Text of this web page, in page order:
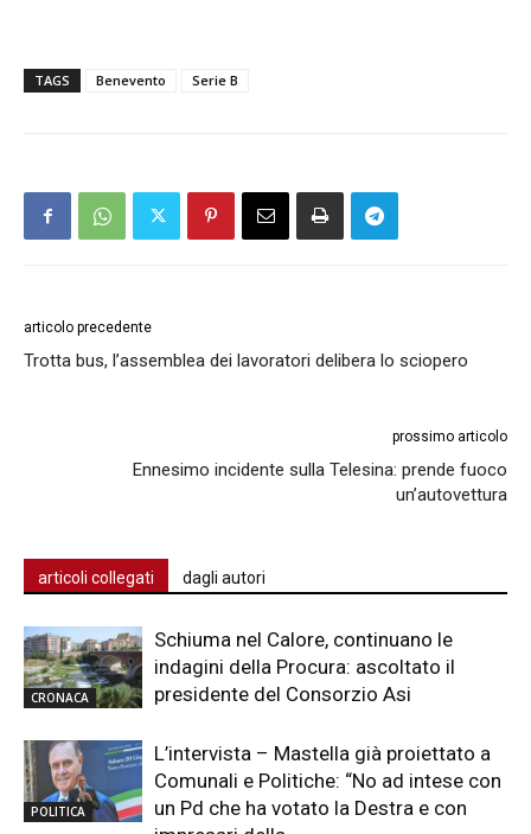
TAGS Benevento Serie B
articolo precedente
Trotta bus, l’assemblea dei lavoratori delibera lo sciopero
prossimo articolo
Ennesimo incidente sulla Telesina: prende fuoco
un’autovettura
articoli collegati dagli autori
CRONACA
Schiuma nel Calore, continuano le
indagini della Procura: ascoltato il
presidente del Consorzio Asi
POLITICA
L’intervista – Mastella già proiettato a
Comunali e Politiche: “No ad intese con
un Pd che ha votato la Destra e con